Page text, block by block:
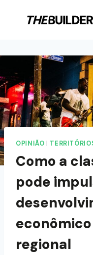
OPINIÃO
Como a
pode
regional